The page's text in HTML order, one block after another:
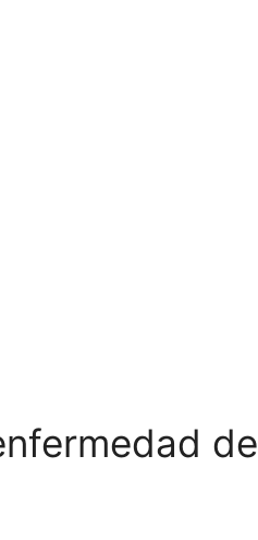
de